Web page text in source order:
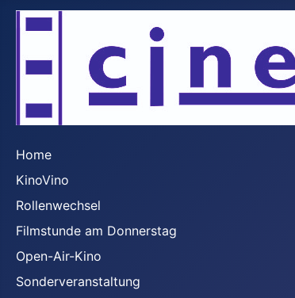
Home
KinoVino
Rollenwechsel
Filmstunde am Donnerstag
Open-Air-Kino
Sonderveranstaltung